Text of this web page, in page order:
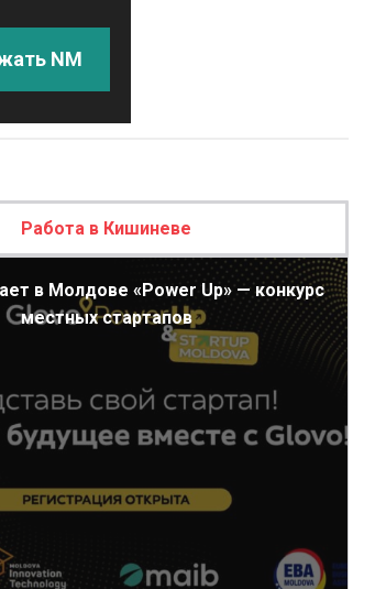
NM
Работа в Кишиневе
в Молдове «Power Up» — конкурс
местных стартапов